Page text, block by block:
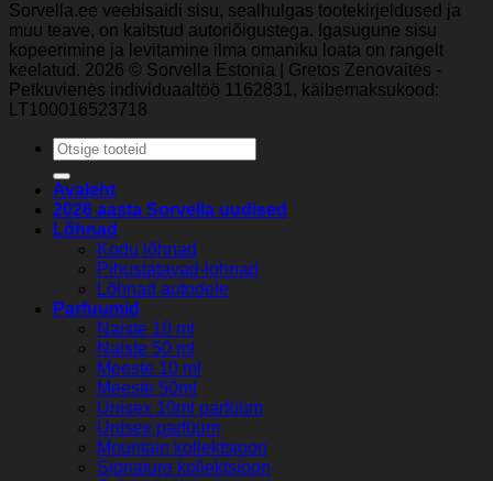
Sorvella.ee veebisaidi sisu, sealhulgas tootekirjeldused ja
muu teave, on kaitstud autoriõigustega. Igasugune sisu
kopeerimine ja levitamine ilma omaniku loata on rangelt
keelatud. 2026 © Sorvella Estonia | Gretos Zenovaitės -
Petkuvienės individuaaltöö 1162831, käibemaksukood:
LT100016523718
Otsi:
Avaleht
2026 aasta Sorvella uudised
Lõhnad
Kodu lõhnad
Pihustatavad-lohnad
Lõhnad autodele
Parfuumid
Naiste 10 ml
Naiste 50 ml
Meeste 10 ml
Meeste 50ml
Unisex 10ml parfüüm
Unisex parfüüm
Mountain kollektsioon
Signature kollektsioon